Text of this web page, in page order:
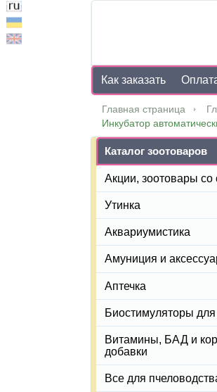
Как заказать
Главная страница
Инкубатор
Каталог зоотоваров
Акции, зоотовары со
Утинка
Аквариумистика
Амуниция и
Аптечка
Биостимуляторы
Витамины, БАД и
добавки
Все для